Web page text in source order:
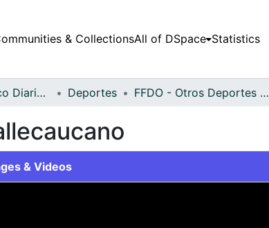
& CollectionsAll of DSpace Statistics
Fondo Fotográfico Diario Occidente Deportes FFDO - Otros Deportes - Patrimonial
& Videos